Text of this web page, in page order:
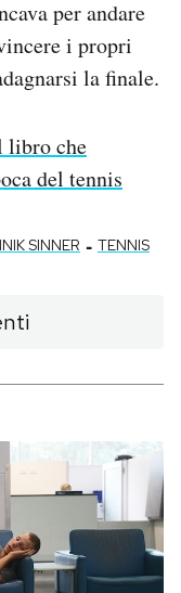
per andare
i propri
la finale.
libro che
del tennis
SINNER - TENNIS